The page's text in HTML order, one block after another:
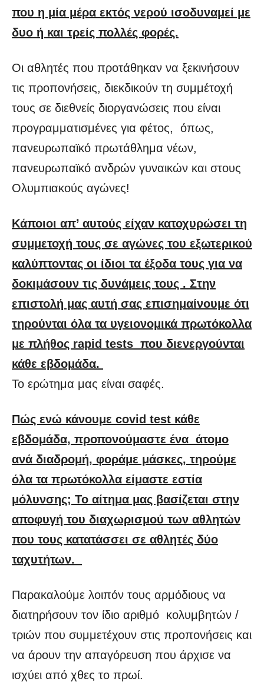
που η μία μέρα εκτός νερού ισοδυναμεί με
δυο ή και τρείς πολλές φορές.
Οι αθλητές που προτάθηκαν να ξεκινήσουν
τις προπονήσεις, διεκδικούν τη συμμέτοχή
τους σε διεθνείς διοργανώσεις που είναι
προγραμματισμένες για φέτος, όπως,
πανευρωπαϊκό πρωτάθλημα νέων,
πανευρωπαϊκό ανδρών γυναικών και στους
Ολυμπιακούς αγώνες!
Κάποιοι απ’ αυτούς είχαν κατοχυρώσει τη
συμμετοχή τους σε αγώνες του εξωτερικού
καλύπτοντας οι ίδιοι τα έξοδα τους για να
δοκιμάσουν τις δυνάμεις τους . Στην
επιστολή μας αυτή σας επισημαίνουμε ότι
τηρούνται όλα τα υγειονομικά πρωτόκολλα
με πλήθος rapid tests που διενεργούνται
κάθε εβδομάδα.
Το ερώτημα μας είναι σαφές.
Πώς ενώ κάνουμε covid test κάθε
εβδομάδα, προπονούμαστε ένα άτομο
ανά διαδρομή, φοράμε μάσκες, τηρούμε
όλα τα πρωτόκολλα είμαστε εστία
μόλυνσης; Το αίτημα μας βασίζεται στην
αποφυγή του διαχωρισμού των αθλητών
που τους κατατάσσει σε αθλητές δύο
ταχυτήτων.
Παρακαλούμε λοιπόν τους αρμόδιους να
διατηρήσουν τον ίδιο αριθμό κολυμβητών /
τριών που συμμετέχουν στις προπονήσεις και
να άρουν την απαγόρευση που άρχισε να
ισχύει από χθες το πρωί.